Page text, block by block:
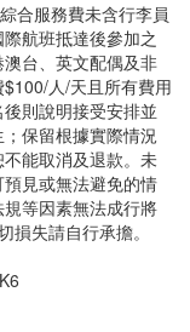
合服務費未含行李員
航班抵達後參加之
台、英文配偶及非
人/天且所有費用
則說明接受安排並
保留根據實際情況
能取消及退款。未
見或無法避免的情
等因素無法成行將
失請自行承擔。